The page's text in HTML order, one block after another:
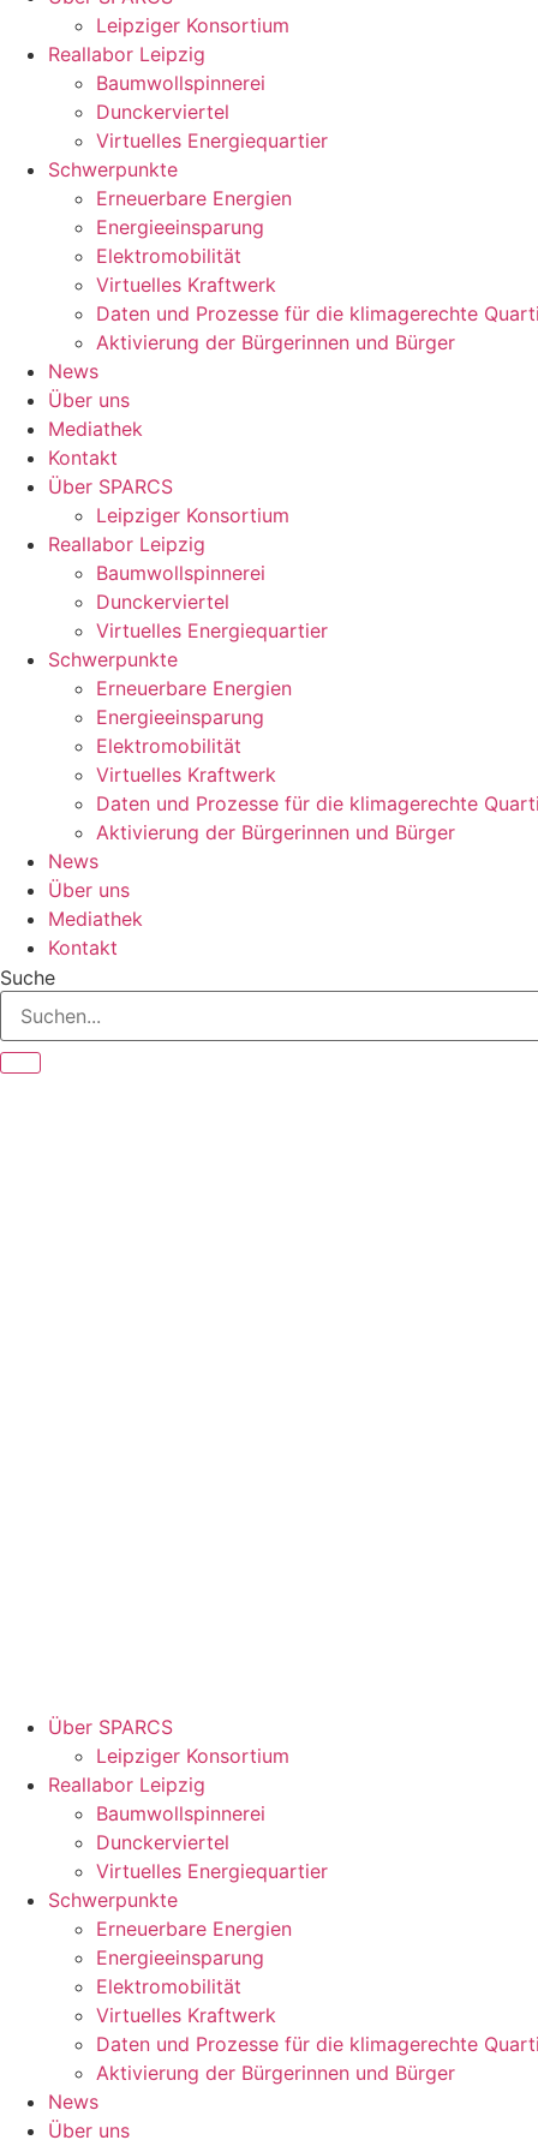
Leipziger Konsortium
Reallabor Leipzig
Baumwollspinnerei
Dunckerviertel
Virtuelles Energiequartier
Schwerpunkte
Erneuerbare Energien
Energieeinsparung
Elektromobilität
Virtuelles Kraftwerk
Daten und Prozesse für die klimagerechte
Aktivierung der Bürgerinnen und Bürger
News
Über uns
Mediathek
Kontakt
Über SPARCS
Leipziger Konsortium
Reallabor Leipzig
Baumwollspinnerei
Dunckerviertel
Virtuelles Energiequartier
Schwerpunkte
Erneuerbare Energien
Energieeinsparung
Elektromobilität
Virtuelles Kraftwerk
Daten und Prozesse für die klimagerechte
Aktivierung der Bürgerinnen und Bürger
News
Über uns
Mediathek
Kontakt
Suche
Über SPARCS
Leipziger Konsortium
Reallabor Leipzig
Baumwollspinnerei
Dunckerviertel
Virtuelles Energiequartier
Schwerpunkte
Erneuerbare Energien
Energieeinsparung
Elektromobilität
Virtuelles Kraftwerk
Daten und Prozesse für die klimagerechte
Aktivierung der Bürgerinnen und Bürger
News
Über uns